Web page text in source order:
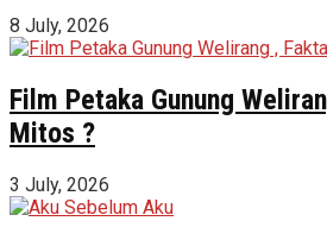
8 July, 2026
Film Petaka Gunung
Mitos ?
3 July, 2026